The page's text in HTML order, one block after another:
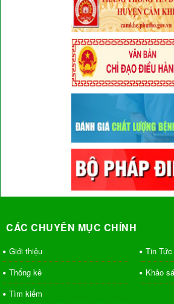
CÁC CHUYÊN MỤC CHÍNH
Giới thiệu
Tin Tức
Thống kê
Khảo
Tìm kiếm